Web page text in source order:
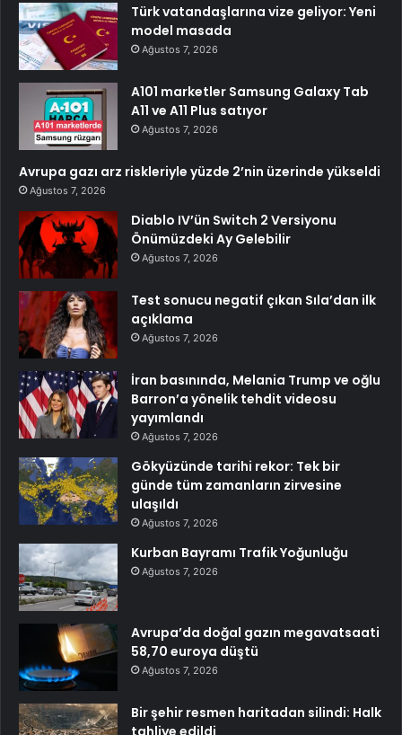
Türk vatandaşlarına vize geliyor: Yeni
model masada
Ağustos 7, 2026
A101 marketler Samsung Galaxy Tab
A11 ve A11 Plus satıyor
Ağustos 7, 2026
Avrupa gazı arz riskleriyle yüzde 2’nin üzerinde yükseldi
Ağustos 7, 2026
Diablo IV’ün Switch 2 Versiyonu
Önümüzdeki Ay Gelebilir
Ağustos 7, 2026
Test sonucu negatif çıkan Sıla’dan ilk
açıklama
Ağustos 7, 2026
İran basınında, Melania Trump ve oğlu
Barron’a yönelik tehdit videosu
yayımlandı
Ağustos 7, 2026
Gökyüzünde tarihi rekor: Tek bir
günde tüm zamanların zirvesine
ulaşıldı
Ağustos 7, 2026
Kurban Bayramı Trafik Yoğunluğu
Ağustos 7, 2026
Avrupa’da doğal gazın megavatsaati
58,70 euroya düştü
Ağustos 7, 2026
Bir şehir resmen haritadan silindi: Halk